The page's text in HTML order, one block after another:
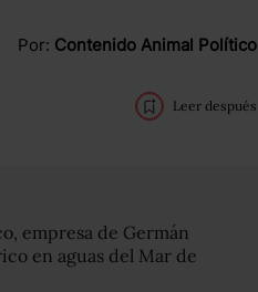
Por: Contenido Animal Político
Leer después
empresa de Germán
en aguas del Mar de